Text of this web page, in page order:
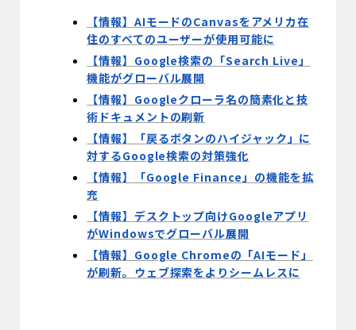
【情報】AIモードのCanvasをアメリカ在
住のすべてのユーザーが使用可能に
【情報】Google検索の「Search Live」
機能がグローバル展開
【情報】Googleクローラ名の簡素化と技
術ドキュメントの刷新
【情報】「戻るボタンのハイジャック」に
対するGoogle検索の対策強化
【情報】「Google Finance」の機能を拡
充
【情報】デスクトップ向けGoogleアプリ
がWindowsでグローバル展開
【情報】Google Chromeの「AIモード」
が刷新。ウェブ探索をよりシームレスに